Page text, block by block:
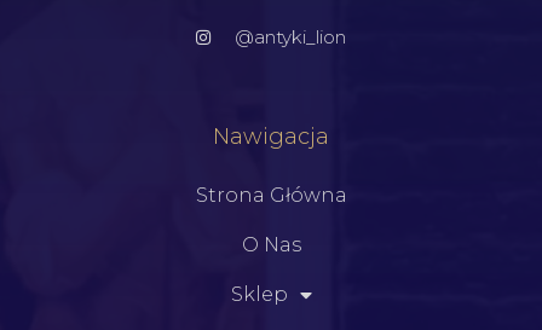
@antyki_lion
Nawigacja
Strona Główna
O Nas
Sklep